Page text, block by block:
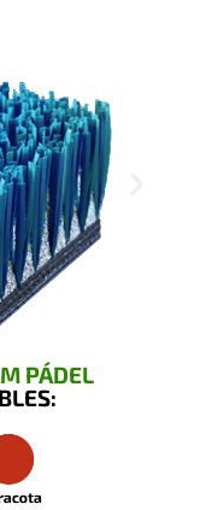
PÁDEL